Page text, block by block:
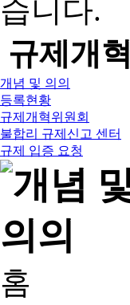
습니다.
규제개혁
개념 및 의의
등록현황
규제개혁위원회
불합리 규제신고 센터
규제 입증 요청
홈